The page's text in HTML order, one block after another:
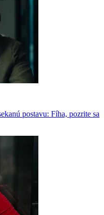
postavu: Fíha, pozrite sa